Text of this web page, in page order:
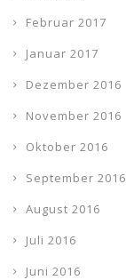
Februar 2017
Januar 2017
Dezember 2016
November 2016
Oktober 2016
September 2016
August 2016
Juli 2016
Juni 2016